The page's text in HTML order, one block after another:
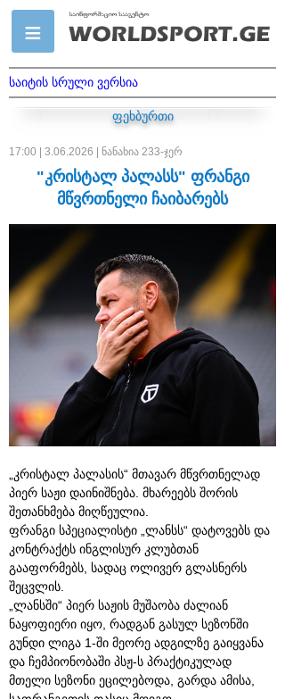
საიტის სრული ვერსია
ფეხბურთი
17:00 | 3.06.2026 | ნანახია 233-ჯერ
"კრისტალ პალასს" ფრანგი
მწვრთნელი ჩაიბარებს
„კრისტალ პალასის“ მთავარ მწვრთნელად
პიერ საჟი დაინიშნება. მხარეებს შორის
შეთანხმება მიღწეულია.
ფრანგი სპეციალისტი „ლანსს“ დატოვებს და
კონტრაქტს ინგლისურ კლუბთან
გააფორმებს, სადაც ოლივერ გლასნერს
შეცვლის.
„ლანსში“ პიერ საჟის მუშაობა ძალიან
ნაყოფიერი იყო, რადგან გასულ სეზონში
გუნდი ლიგა 1-ში მეორე ადგილზე გაიყვანა
და ჩემპიონობაში პსჟ-ს პრაქტიკულად
მთელი სეზონი ეცილებოდა, გარდა ამისა,